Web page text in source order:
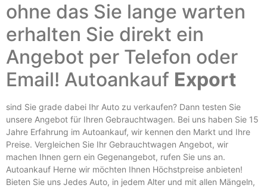
ohne das Sie lange warten
erhalten Sie direkt ein
Angebot per Telefon oder
Email! Autoankauf Export
sind Sie grade dabei Ihr Auto zu verkaufen? Dann testen Sie
unsere Angebot für Ihren Gebrauchtwagen. Bei uns haben Sie 15
Jahre Erfahrung im Autoankauf, wir kennen den Markt und Ihre
Preise. Vergleichen Sie Ihr Gebrauchtwagen Angebot, wir
machen Ihnen gern ein Gegenangebot, rufen Sie uns an.
Autoankauf Herne wir möchten Ihnen Höchstpreise anbieten!
Bieten Sie uns Jedes Auto, in jedem Alter und mit allen Mängeln,